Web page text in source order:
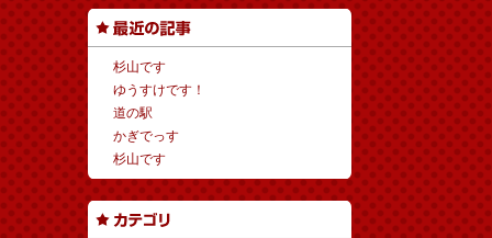
杉山です
ゆうすけです！
道の駅
かぎでっす
杉山です